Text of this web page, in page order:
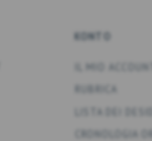
KONTO
IL MIO ACCOUNT